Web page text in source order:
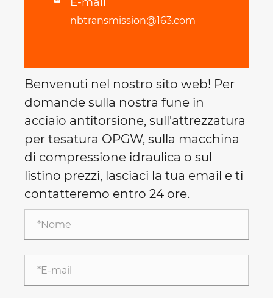
nbtransmission@163.com
Benvenuti nel nostro sito web! Per
domande sulla nostra fune in
acciaio antitorsione, sull'attrezzatura
per tesatura OPGW, sulla macchina
di compressione idraulica o sul
listino prezzi, lasciaci la tua email e ti
contatteremo entro 24 ore.